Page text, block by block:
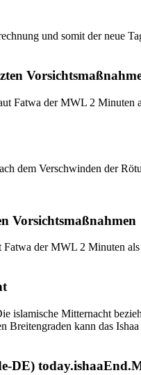
und somit der neue
Fatwa der MWL 2 Minuten
dem Verschwinden der
Vorsichtsmaßnahmen
Fatwa der MWL 2 Minuten
islamische Mitternacht
Breitengraden kann das
DE)